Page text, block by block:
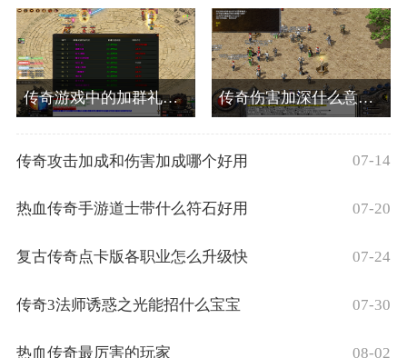
传奇游戏中的加群礼包有怎样提升 传奇伤害加深什么意思啊
传奇攻击加成和伤害加成哪个好用 07-14
热血传奇手游道士带什么符石好用 07-20
复古传奇点卡版各职业怎么升级快 07-24
传奇3法师诱惑之光能招什么宝宝 07-30
热血传奇最厉害的玩家 08-02